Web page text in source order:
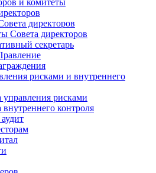
и комитеты
директоров
Совета директоров
секретарь
рисками и внутреннего
управления рисками
контроля